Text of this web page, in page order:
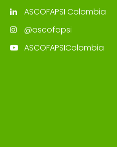
ASCOFAPSI Colombia
@ascofapsi
ASCOFAPSIColombia